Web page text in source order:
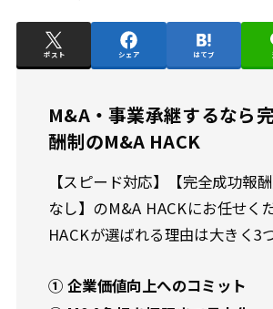
ポスト シェア はてブ
M&A・事業承継するなら
酬制のM&A HACK
【スピード対応】【完全成功報
なし】のM&A HACKにお任せく
HACKが選ばれる理由は大きく3
① 企業価値向上へのコミット